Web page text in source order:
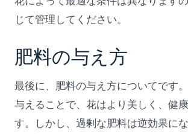
じて管理してください。
肥料の与え方
最後に、肥料の与え方についてです
与えることで、花はより美しく、健
す。しかし、過剰な肥料は逆効果に